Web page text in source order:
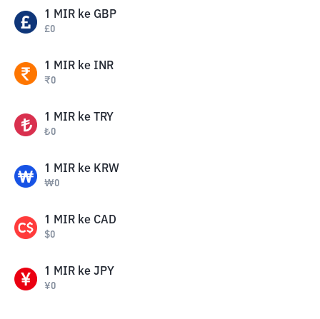
1 MIR ke GBP
£0
1 MIR ke INR
₹0
1 MIR ke TRY
₺0
1 MIR ke KRW
₩0
1 MIR ke CAD
$0
1 MIR ke JPY
¥0